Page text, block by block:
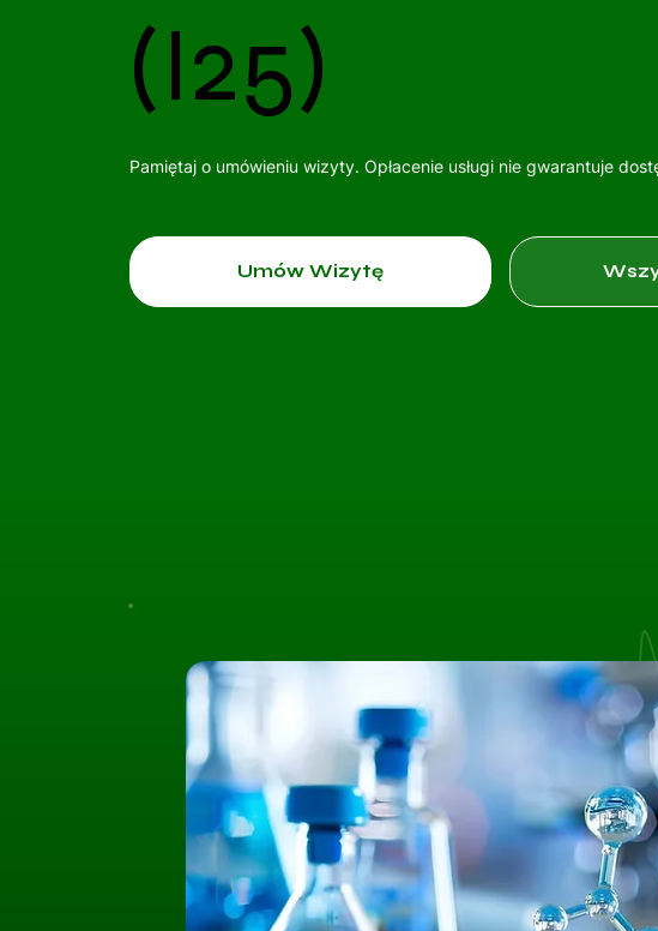
(I25)
Pamiętaj o umówieniu wizyty. Opłacenie usługi nie gwarantuje
Umów Wizytę